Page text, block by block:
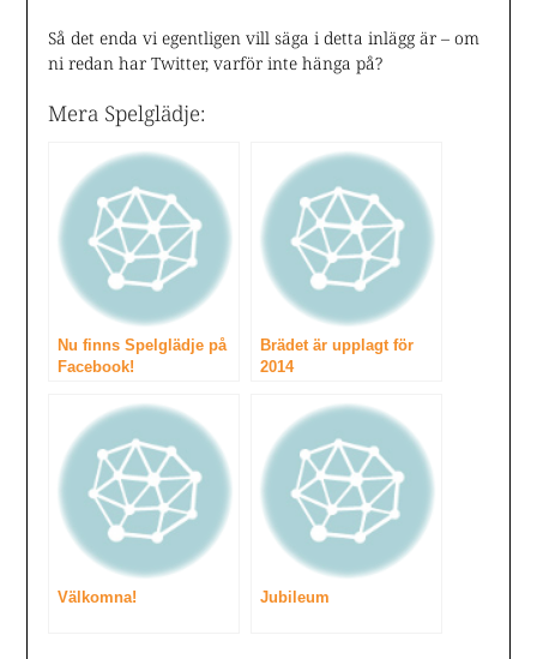
Så det enda vi egentligen vill säga i detta inlägg är – om
ni redan har Twitter, varför inte hänga på?
Mera Spelglädje:
Nu finns Spelglädje på
Facebook!
Brädet är upplagt för
2014
Välkomna! Jubileum